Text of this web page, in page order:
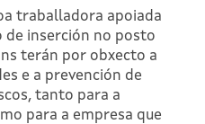
traballadora apoiada
de inserción no posto
terán por obxecto a
e a prevención de
tanto para a
para a empresa que